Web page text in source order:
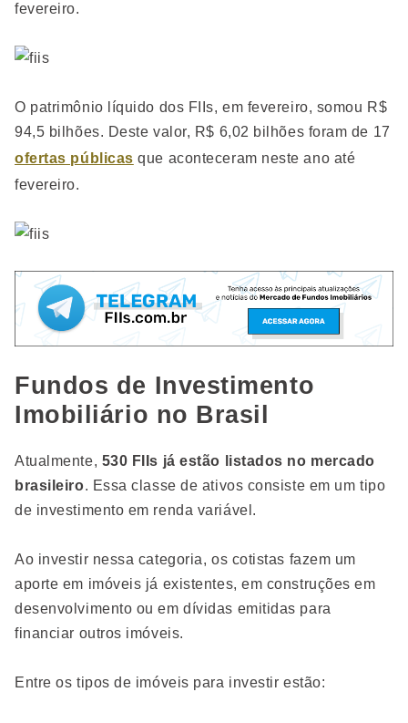
fevereiro.
O patrimônio líquido dos FIIs, em fevereiro, somou R$
94,5 bilhões. Deste valor, R$ 6,02 bilhões foram de 17
ofertas públicas que aconteceram neste ano até
fevereiro.
Fundos de Investimento
Imobiliário no Brasil
Atualmente, 530 FIIs já estão listados no mercado
brasileiro. Essa classe de ativos consiste em um tipo
de investimento em renda variável.
Ao investir nessa categoria, os cotistas fazem um
aporte em imóveis já existentes, em construções em
desenvolvimento ou em dívidas emitidas para
financiar outros imóveis.
Entre os tipos de imóveis para investir estão: